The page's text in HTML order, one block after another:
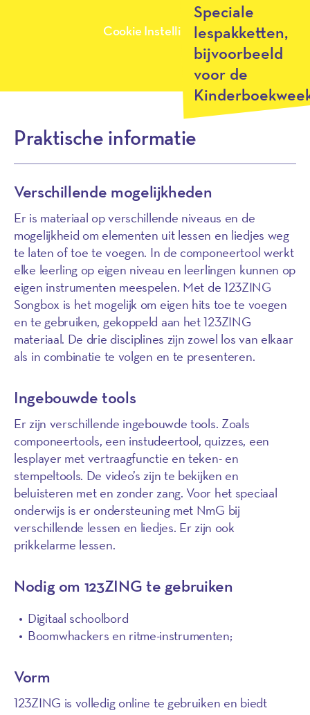
Cookie Instellingen
Speciale
lespakketten,
bijvoorbeeld
voor de
Praktische informatie
Verschillende mogelijkheden
Er is materiaal op verschillende niveaus en de
mogelijkheid om elementen uit lessen en liedjes weg
te laten of toe te voegen. In de componeertool werkt
elke leerling op eigen niveau en leerlingen kunnen op
eigen instrumenten meespelen. Met de 123ZING
Songbox is het mogelijk om eigen hits toe te voegen
en te gebruiken, gekoppeld aan het 123ZING
materiaal. De drie disciplines zijn zowel los van elkaar
als in combinatie te volgen en te presenteren.
Ingebouwde tools
Er zijn verschillende ingebouwde tools. Zoals
componeertools, een instudeertool, quizzes, een
lesplayer met vertraagfunctie en teken- en
stempeltools. De video’s zijn te bekijken en
beluisteren met en zonder zang. Voor het speciaal
onderwijs is er ondersteuning met NmG bij
verschillende lessen en liedjes. Er zijn ook
prikkelarme lessen.
Nodig om 123ZING te gebruiken
Digitaal schoolbord
Boomwhackers en ritme-instrumenten;
Vorm
123ZING is volledig online te gebruiken en biedt